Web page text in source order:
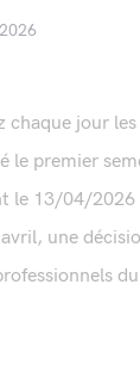
chaque jour
le premier
le 13/04/2026
une